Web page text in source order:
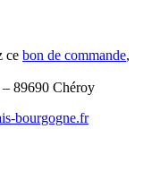
ce bon de commande,
89690 Chéroy
bourgogne.fr